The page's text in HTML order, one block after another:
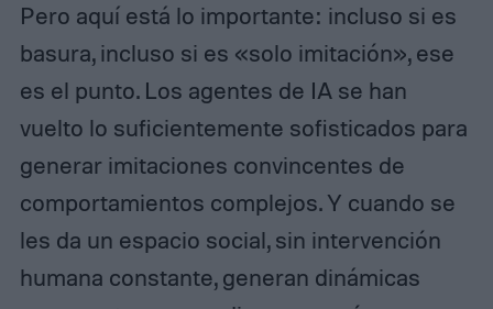
Pero aquí está lo importante: incluso si es
basura, incluso si es «solo imitación», ese
es el punto. Los agentes de IA se han
vuelto lo suficientemente sofisticados para
generar imitaciones convincentes de
comportamientos complejos. Y cuando se
les da un espacio social, sin intervención
humana constante, generan dinámicas